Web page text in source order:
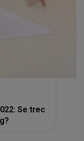
Se trec